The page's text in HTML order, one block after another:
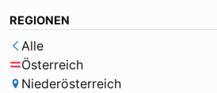
REGIONEN
Alle
Österreich
Niederösterreich